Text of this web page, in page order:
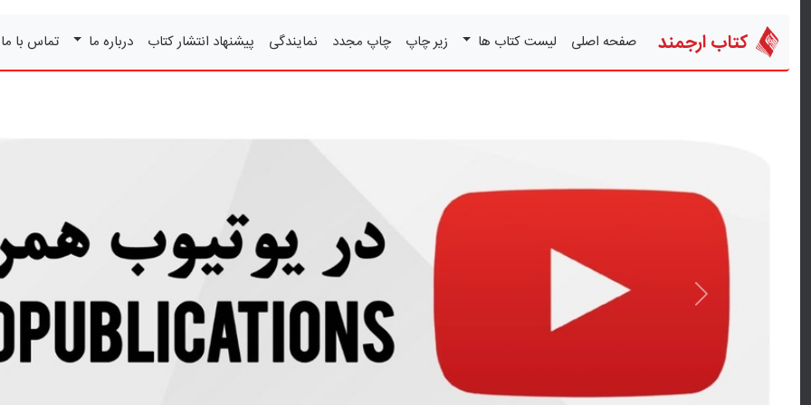
کتاب ارجمند صفحه اصلی لیست کتاب ها زیر چاپ چاپ مجدد نمایندگی پیشنهاد انتشار کتاب درباره ما تماس با
قبلی